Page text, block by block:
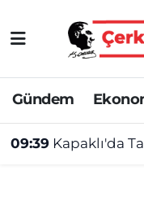
Gündem
09:39 Kapaklı'da
Asayiş
Ekonomi
Gündem
Tekirdağ
Tekirdağ
Tekirdağ
Tekirdağ